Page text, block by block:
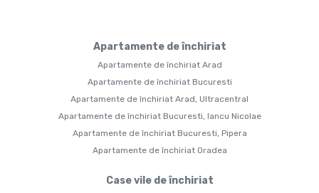
Apartamente de închiriat
Apartamente de închiriat Arad
Apartamente de închiriat Bucuresti
Apartamente de închiriat Arad, Ultracentral
Apartamente de închiriat Bucuresti, Iancu Nicolae
Apartamente de închiriat Bucuresti, Pipera
Apartamente de închiriat Oradea
Case vile de închiriat